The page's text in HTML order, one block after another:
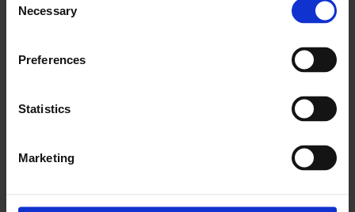
Selection
Necessary
Preferences
Statistics
Marketing
godt fornøyd med det ferdige resultatet.
Prosjektet hadde en kontraktsverdi på 4,2